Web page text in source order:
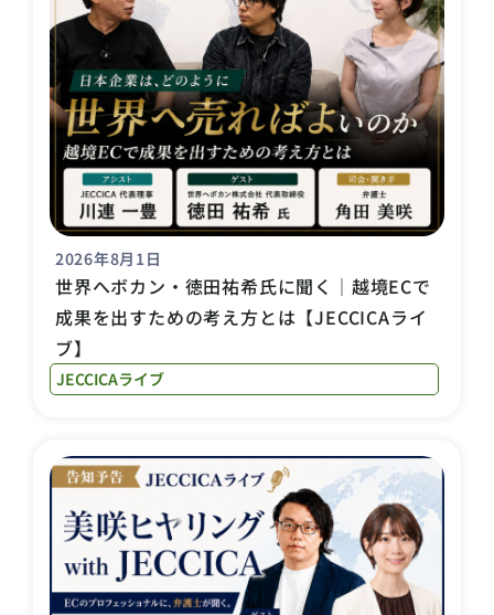
2026年8月1日
世界へボカン・徳田祐希氏に聞く｜越境ECで
成果を出すための考え方とは【JECCICAライ
ブ】
JECCICAライブ